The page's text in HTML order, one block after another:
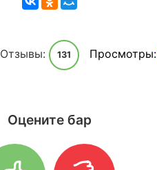
Отзывы: 131 Просмотры:
Оцените бар